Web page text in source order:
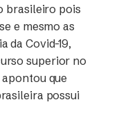
brasileiro pois
e mesmo as
da Covid-19,
superior no
apontou que
possui